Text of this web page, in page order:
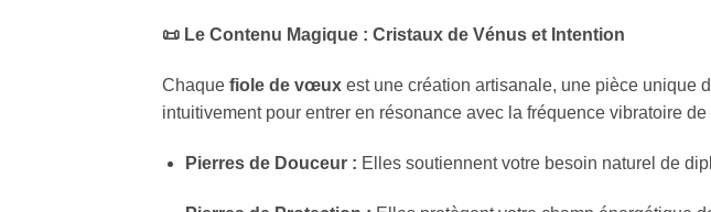
📜 Le Contenu Magique : Cristaux de Vénus et Intention
Chaque fiole de vœux est une création artisanale, une pièce unique
intuitivement pour entrer en résonance avec la fréquence vibratoire
Pierres de Douceur : Elles soutiennent votre besoin naturel de